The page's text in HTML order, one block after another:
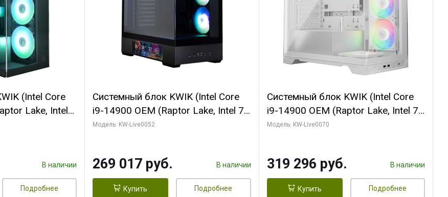
(Intel Core
Lake, Intel
ГБ ОЗУ (2
SSD)
В наличии
Подробнее
Системный блок KWIK (Intel Core
i9-14900 OEM (Raptor Lake, Intel 7,
C24 16EC/8PC// 64 ГБ ОЗУ (2
256bit 3xDP HD/ 512 ГБ SSD)
Модель: KW-Live0052
269 017 руб. В наличии
Купить Подробнее
Системный блок KWIK (Intel Core
i9-14900 OEM (Raptor Lake, Intel 7,
C24 16EC/8PC// 64 ГБ ОЗУ (2
GDDR7 256bit/ 960 ГБ SSD)
Модель: KW-Live0070
319 296 руб. В наличии
Купить Подробнее